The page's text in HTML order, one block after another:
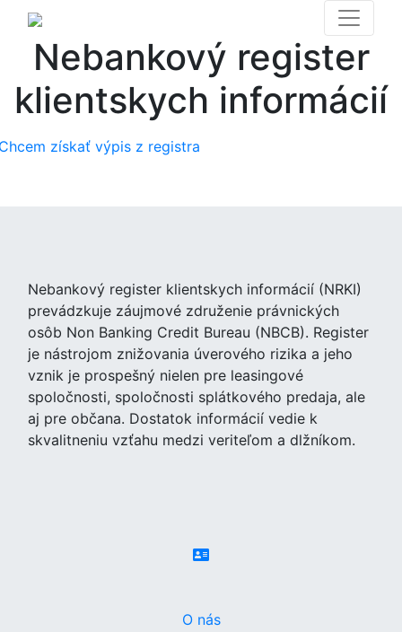
Nebankový register
klientskych informácií
získať výpis z registra
Nebankový register klientskych informácií (NRKI)
prevádzkuje záujmové združenie právnických
osôb Non Banking Credit Bureau (NBCB). Register
je nástrojom znižovania úverového rizika a jeho
vznik je prospešný nielen pre leasingové
spoločnosti, spoločnosti splátkového predaja, ale
aj pre občana. Dostatok informácií vedie k
skvalitneniu vzťahu medzi veriteľom a dlžníkom.
O nás